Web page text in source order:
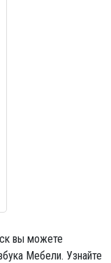
вы можете
Мебели. Узнайте